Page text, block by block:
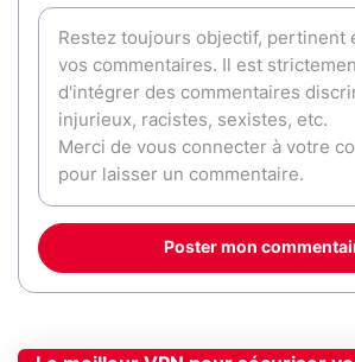
Poster mon